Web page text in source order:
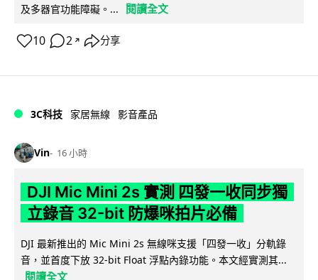
及多器官功能障礙。...
閱讀全文
10 2 ↗ 分享
3C科技 家居無線 影音產品
Vin 16 小時
DJI Mic Mini 2s 實測 四發一收同步獨
立錄音 32-bit 防爆咪拍片必備
DJI 最新推出的 Mic Mini 2s 無線咪支援「四發一收」分軌錄
音，並首度下放 32-bit Float 浮點內錄功能。本文經實測其...
閱讀全文